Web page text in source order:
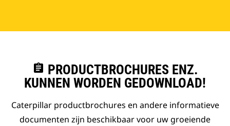
assignment PRODUCTBROCHURES ENZ.
KUNNEN WORDEN GEDOWNLOAD!
Caterpillar productbrochures en andere informatieve
documenten zijn beschikbaar voor uw groeiende